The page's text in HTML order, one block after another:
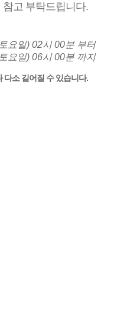
고 부탁드립니다.
요일) 02시 00분 부터
요일) 06시 00분 까지
다소 길어질 수 있습니다.